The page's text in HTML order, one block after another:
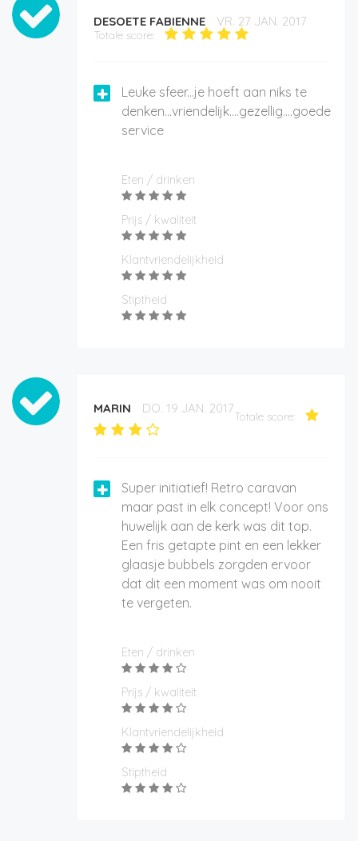
DESOETE FABIENNE VR. 27 JAN. 2017
Totale score:
Leuke sfeer...je hoeft aan niks te
denken...vriendelijk....gezellig....goede
service
Eten / drinken
Prijs / kwaliteit
Klantvriendelijkheid
Stiptheid
MARIN DO. 19 JAN. 2017
Totale score:
Super initiatief! Retro caravan
maar past in elk concept! Voor ons
huwelijk aan de kerk was dit top.
Een fris getapte pint en een lekker
glaasje bubbels zorgden ervoor
dat dit een moment was om nooit
te vergeten.
Eten / drinken
Prijs / kwaliteit
Klantvriendelijkheid
Stiptheid